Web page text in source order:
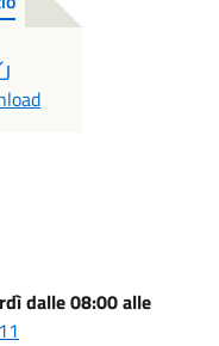
dalle 08:00 alle